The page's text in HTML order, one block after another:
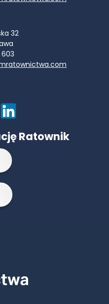
32
Ratownik